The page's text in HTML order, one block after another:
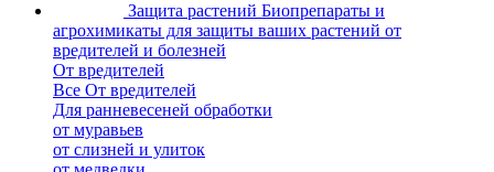
Защита растений Биопрепараты и
агрохимикаты для защиты ваших растений от
вредителей и болезней
От вредителей
Все От вредителей
Для ранневесеней обработки
от муравьев
от слизней и улиток